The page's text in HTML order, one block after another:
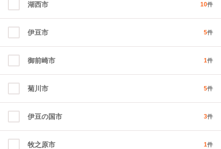
湖西市 10件
伊豆市 5件
御前崎市 1件
菊川市 5件
伊豆の国市 3件
牧之原市 1件